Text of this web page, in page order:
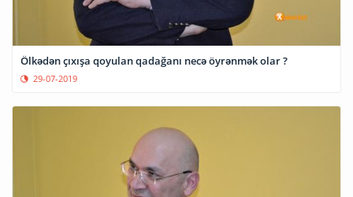
Ölkədən çıxışa qoyulan qadağanı necə öyrənmək olar ?
29-07-2019